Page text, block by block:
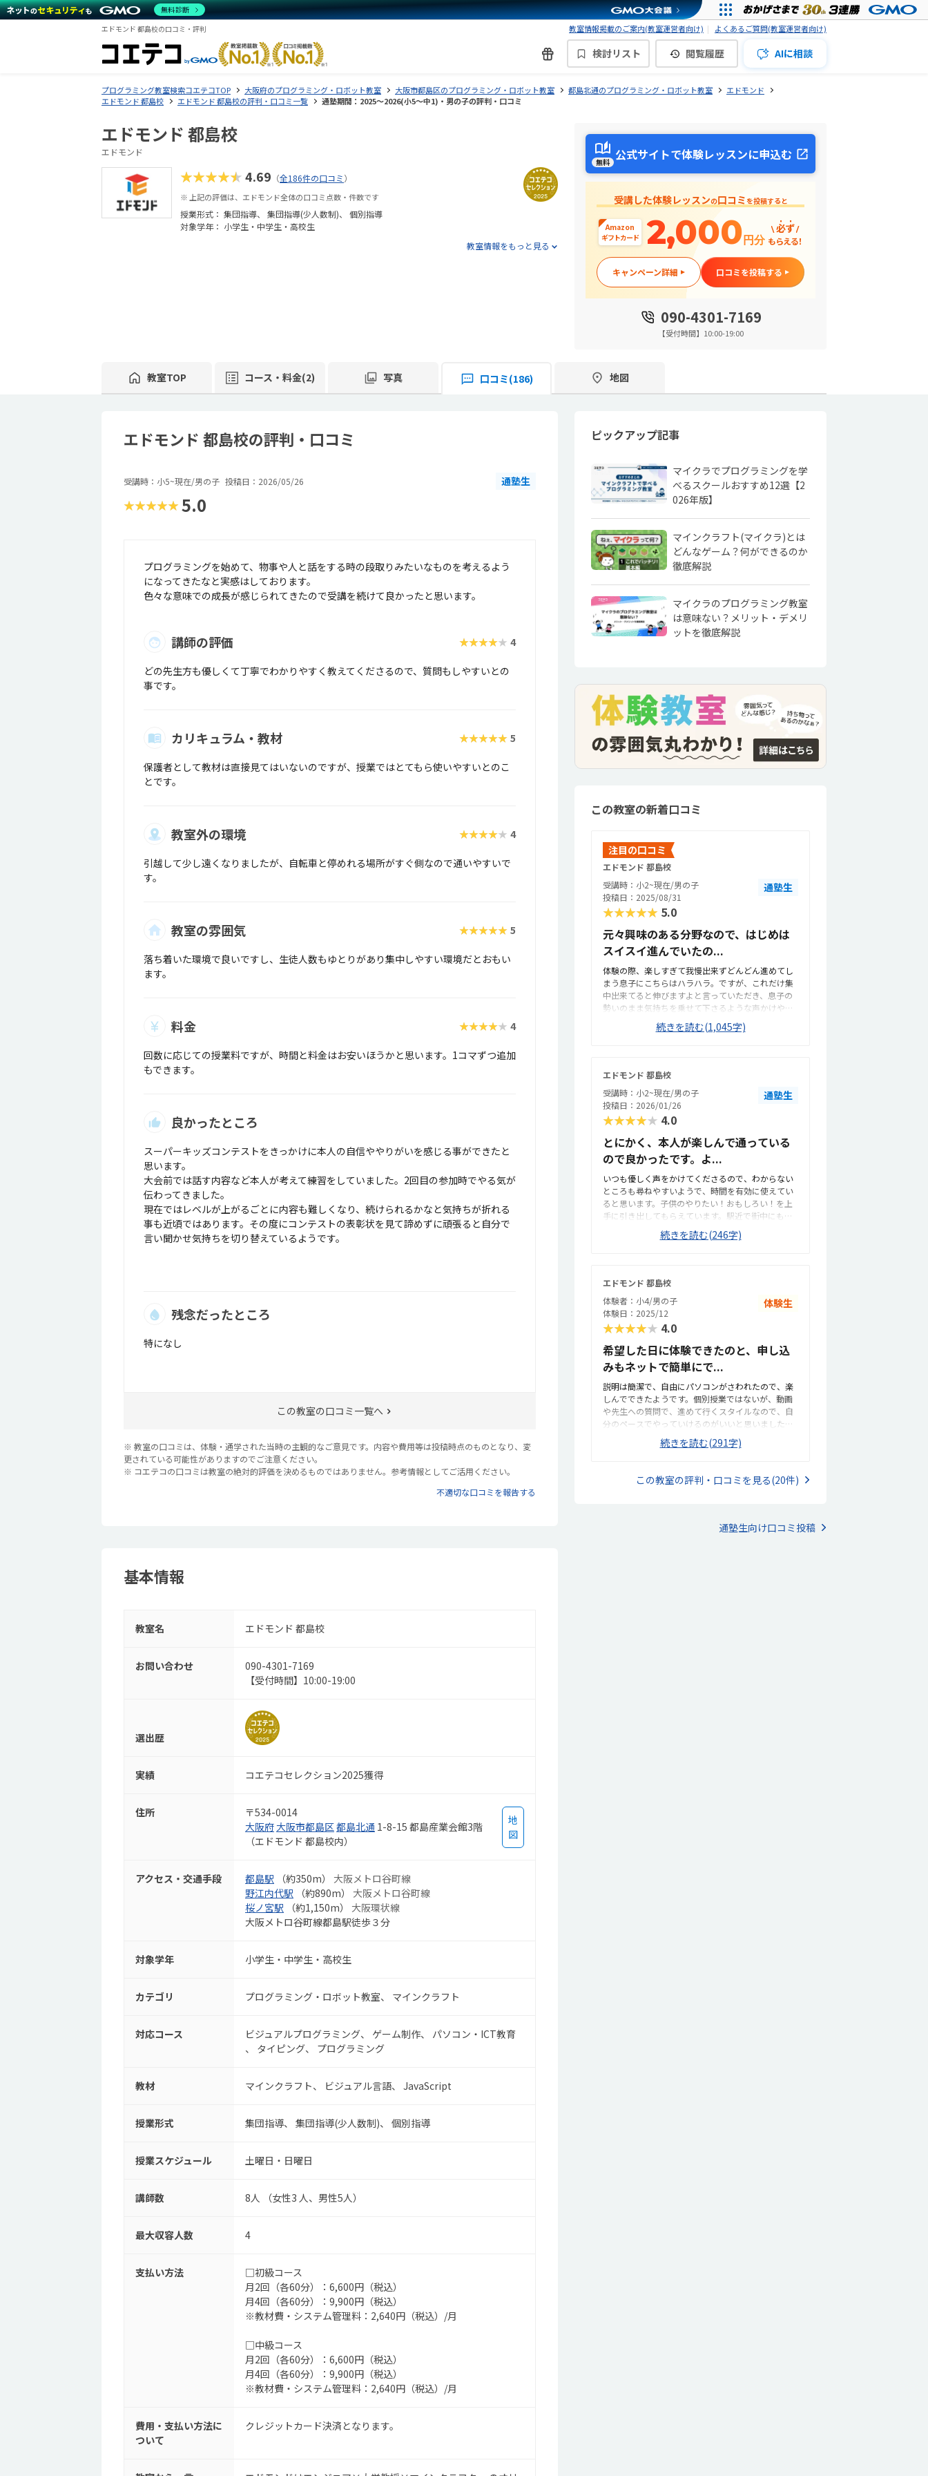
エドモンド 都島校の口コミ・評判 教室情報掲載のご案内(教室運営者向け) よくあるご質問(教室運営者向け)
検討リスト 閲覧履歴 AIに相談
プログラミング教室検索コエテコTOP 大阪府のプログラミング・ロボット教室 大阪市都島区のプログラミング・ロボット教室 都島北通のプログラミング・ロボット教室
エドモンド
エドモンド 都島校
エドモンド 都島校の評判・口コミ一覧 通塾期間：2025〜2026(小5〜中1)・男の子の評判・口コミ
エドモンド 都島校
エドモンド
★★★★★4.69 （全186件の口コミ）
※ 上記の評価は、エドモンド全体の口コミ点数・件数です
授業形式： 集団指導 集団指導(少人数制)
個別指導
対象学年： 小学生・中学生・高校生
教室情報をもっと見る
無料 公式サイトで体験レッスンに申込む
受講した体験レッスンの口コミを投稿すると
Amazon
ギフトカード
2,000 円分
必ず
もらえる！
キャンペーン詳細 口コミを投稿する
090-4301-7169
【受付時間】10:00-19:00
教室TOP コース・料金(2) 写真 口コミ(186) 地図
エドモンド 都島校の評判・口コミ
受講時：小5~現在/男の子 投稿日：2026/05/26 通塾生
★★★★★ 5.0
プログラミングを始めて、物事や人と話をする時の段取りみたいなものを考えるよう
になってきたなと実感はしております。
色々な意味での成長が感じられてきたので受講を続けて良かったと思います。
講師の評価 ★★★★★ 4
どの先生方も優しくて丁寧でわかりやすく教えてくださるので、質問もしやすいとの
事です。
カリキュラム・教材 ★★★★★ 5
保護者として教材は直接見てはいないのですが、授業ではとてもら使いやすいとのこ
とです。
教室外の環境 ★★★★★ 4
引越して少し遠くなりましたが、自転車と停めれる場所がすぐ側なので通いやすいで
す。
教室の雰囲気 ★★★★★ 5
落ち着いた環境で良いですし、生徒人数もゆとりがあり集中しやすい環境だとおもい
ます。
料金 ★★★★★ 4
回数に応じての授業料ですが、時間と料金はお安いほうかと思います。1コマずつ追加
もできます。
良かったところ
スーパーキッズコンテストをきっかけに本人の自信ややりがいを感じる事ができたと
思います。
大会前では話す内容など本人が考えて練習をしていました。2回目の参加時でやる気が
伝わってきました。
現在ではレベルが上がるごとに内容も難しくなり、続けられるかなと気持ちが折れる
事も近頃ではあります。その度にコンテストの表彰状を見て諦めずに頑張ると自分で
言い聞かせ気持ちを切り替えているようです。
残念だったところ
特になし
この教室の口コミ一覧へ
※ 教室の口コミは、体験・通学された当時の主観的なご意見です。内容や費用等は投稿時点のものとなり、変
更されている可能性がありますのでご注意ください。
※ コエテコの口コミは教室の絶対的評価を決めるものではありません。参考情報としてご活用ください。
不適切な口コミを報告する
基本情報
教室名 エドモンド 都島校
お問い合わせ
090-4301-7169
【受付時間】10:00-19:00
選出歴
実績 コエテコセレクション2025獲得
住所
〒534-0014
大阪府大阪市都島区都島北通 1-8-15 都島産業会館3階
（エドモンド 都島校内）
地
図
アクセス・交通手段 都島駅 （約350m） 大阪メトロ谷町線
野江内代駅 （約890m） 大阪メトロ谷町線
桜ノ宮駅 （約1,150m） 大阪環状線
大阪メトロ谷町線都島駅徒歩３分
対象学年 小学生・中学生・高校生
カテゴリ プログラミング・ロボット教室 マインクラフト
対応コース ビジュアルプログラミング ゲーム制作
パソコン・ICT教育
タイピング
プログラミング
教材 マインクラフト ビジュアル言語 JavaScript
授業形式 集団指導 集団指導(少人数制) 個別指導
授業スケジュール 土曜日・日曜日
講師数 8人 （女性3 人、男性5人）
最大収容人数 4
支払い方法
□初級コース
月2回（各60分）：6,600円（税込）
月4回（各60分）：9,900円（税込）
※教材費・システム管理料：2,640円（税込）/月
□中級コース
月2回（各60分）：6,600円（税込）
月4回（各60分）：9,900円（税込）
※教材費・システム管理料：2,640円（税込）/月
費用・支払い方法に
ついて
クレジットカード決済となります。
ピックアップ記事
マイクラでプログラミングを学
べるスクールおすすめ12選【2
026年版】
マインクラフト(マイクラ)とは
どんなゲーム？何ができるのか
徹底解説
マイクラのプログラミング教室
は意味ない？メリット・デメリ
ットを徹底解説
この教室の新着口コミ
注目の口コミ
エドモンド 都島校
受講時：小2~現在/男の子
投稿日：2025/08/31
通塾生
★★★★★ 5.0
元々興味のある分野なので、はじめは
スイスイ進んでいたの...
体験の際、楽しすぎて我慢出来ずどんどん進めてし
まう息子にこちらはハラハラ。ですが、これだけ集
中出来てると伸びますよと言っていただき、息子の
勢いのまま気持ちを乗せて下さるような声かけや対
応をして下さってすごく有り難かったです。そのま
ま入会を決めました！普段は見学していないので息
てくれるねん！との事でした。こだわりや自分のペ
ースがある息子ですが、教室の様子や先生の関わり
方がとても心地良いようです。教室内に数名います
が、一斉授業ではなく個別の進度で進めます。問題
内容はタブレットで確認し、パソコンでプログラミ
に、メモや可視化出来るブロックも使用していまし
た。また、授業開始時には毎回ブラインドタッチの
車で通っています。もより駅からも、徒歩5分程で着
きます！警察署の前なので、治安的にも安全です。
建物や設備が少し古いです。ですが、クーラーもし
っかり効いていて私は特に気にはなりませんでし
た。長机と椅子も大人用の物ですが、身長低めの息
子のために子ども用の高さがある座布団を用意して
添いのベビーカーとかがある方は厳しいかなと思い
た。他の習い事に比べると正直高いなーと思います
が、他のスクールと検討した際も同じ様な価格設定
だったので、こんなもんかなと思っています(笑)基
本的な授業料で月2回受講ですが、各回プラス料金を
払うと追加授業が受けられます！それがお得な価格
設定になっているので、我が家は基本の月2回＋2回
受講していますが、それだと納得な料金かなと思っ
ています！予約という形で、土日の好きな日時を受
講出来るのでプライベートの予定や子どもの様子に
合わせて授業日を決められるのが便利です！2コマ連
が何問か進められると、ガチャガチャでシールが貰
ろうなという雰囲気が好きです。少し親としては面
続きを読む(1,045字)
エドモンド 都島校
受講時：小2~現在/男の子
投稿日：2026/01/26
通塾生
★★★★★ 4.0
とにかく、本人が楽しんで通っている
ので良かったです。よ...
いつも優しく声をかけてくださるので、わからない
ところも尋ねやすいようで、時間を有効に使えてい
ると思います。子供のやりたい！おもしろい！を上
手に引き出してもらえています。駅近で街中にも関
わらず、駐輪場があるので通いやすいです。場所も
わかりやすい。十分な広さがあって、きちんと集中
ょうどいい難しさと、スピード感でもっともっとや
りたい！という気持ちで取り組めているので良かっ
たです。1レッスンの料金が高い
続きを読む(246字)
エドモンド 都島校
体験者：小4/男の子
体験日：2025/12
体験生
★★★★★ 4.0
希望した日に体験できたのと、申し込
みもネットで簡単にで...
説明は簡潔で、自由にパソコンがさわれたので、楽
しんでできたようです。個別授業ではないが、動画
や先生への質問で、進めて行くスタイルなので、自
分のペースでやっていけるのがいいと思いました。
普段、マイクラのゲームをやっているので、見慣れ
た画面で、子供もとっつきやすいようでした。比較
全で、駐輪場もあるので、通いやすい。1人1つ机が
使えたので、ゆったりしていて、集中できる環境に
るのがうれしい。先生の話し方が丁寧で、子供も話
続きを読む(291字)
この教室の評判・口コミを見る(20件)
通塾生向け口コミ投稿
無料診断